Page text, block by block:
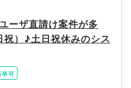
ーザ直請け案件が多
）♪土日祝休みのシス
卒可